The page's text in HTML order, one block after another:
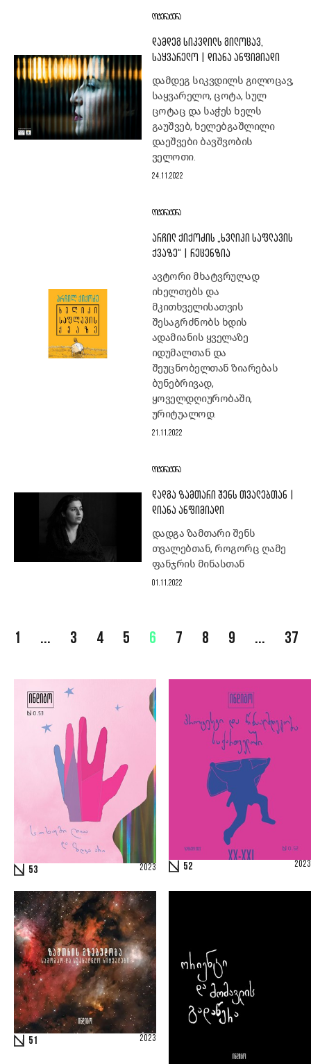
ᲚᲘᲢᲔᲠᲐᲢᲣᲠᲐ
ᲓᲐᲛᲓᲔᲒ ᲡᲘᲙᲕᲓᲘᲚᲡ ᲒᲘᲚᲝᲪᲐᲕ,
ᲡᲐᲧᲕᲐᲠᲔᲚᲝ | ᲓᲘᲐᲜᲐ ᲐᲜᲤᲘᲛᲘᲐᲓᲘ
დამდეგ სიკვდილს გილოცავ,
საყვარელო, ცოტა, სულ
ცოტაც და საჭეს ხელს
გაუშვებ, ხელებგაშლილი
დაეშვები ბავშვობის
ველოთი.
24.11.2022
ᲚᲘᲢᲔᲠᲐᲢᲣᲠᲐ
ᲐᲠᲩᲘᲚ ᲥᲘᲥᲝᲫᲘᲡ „ᲮᲕᲚᲘᲙᲘ ᲡᲐᲤᲚᲐᲕᲘᲡ
ᲥᲕᲐᲖᲔ“ | ᲠᲔᲪᲔᲜᲖᲘᲐ
ავტორი მხატვრულად
იხელთებს და
მკითხველისათვის
შესაგრძნობს ხდის
ადამიანის ყველაზე
იდუმალთან და
შეუცნობელთან ზიარებას
ბუნებრივად,
ყოველდღიურობაში,
ურიტუალოდ.
21.11.2022
ᲚᲘᲢᲔᲠᲐᲢᲣᲠᲐ
ᲓᲐᲓᲒᲐ ᲖᲐᲛᲗᲐᲠᲘ ᲨᲔᲜᲡ ᲗᲕᲐᲚᲔᲑᲗᲐᲜ |
ᲓᲘᲐᲜᲐ ᲐᲜᲤᲘᲛᲘᲐᲓᲘ
დადგა ზამთარი შენს
თვალებთან, როგორც ღამე
ფანჯრის მინასთან
01.11.2022
1 ... 3 4 5 6 7 8 9 ... 37
53 2023 52 2023
51 2023